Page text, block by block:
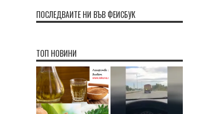
ПОСЛЕДВАЙТЕ НИ ВЪВ ФЕЙСБУК
ТОП НОВИНИ